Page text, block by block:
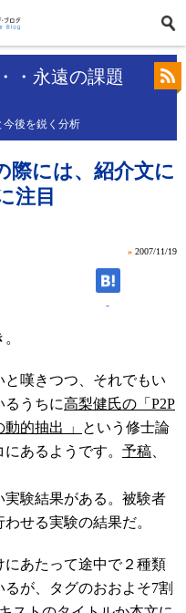
・永遠の課題
今後を鋭く分析
際には、紹介文に
注目
» 2007/11/19
-
嘆きつつ、それでもい
るうちに高梨健氏の「P2P
的抽出 」
という修士論
あるようです。 予稿
験結果がある。被験者
せる実験の結果だ。
あたって途中で２種類
が、タグのおおよそ7割